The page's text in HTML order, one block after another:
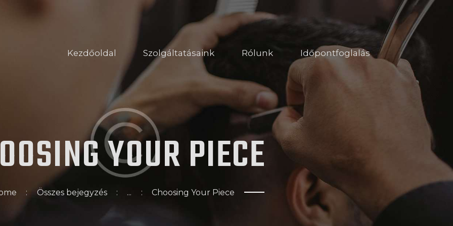
Kezdőoldal Szolgáltatásaink Rólunk Időpontfoglalás
YOURPIECE
Összes bejegyzés ... Choosing Your Piece
KEZDŐOLDAL